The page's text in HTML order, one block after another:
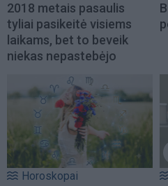
2018 metais pasaulis
tyliai pasikeitė visiems
laikams, bet to beveik
niekas nepastebėjo
Horoskopai